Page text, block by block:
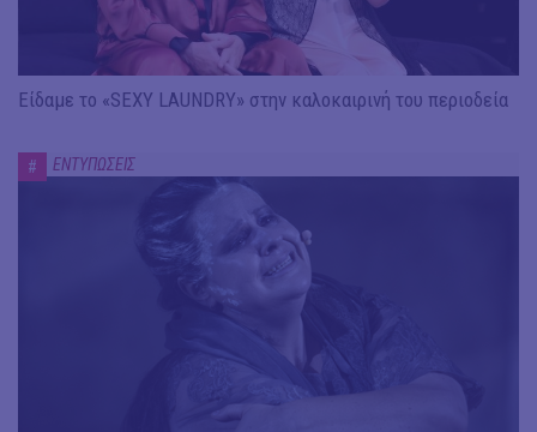
Είδαμε το «SEXY LAUNDRY» στην καλοκαιρινή του περιοδεία
# ΕΝΤΥΠΩΣΕΙΣ